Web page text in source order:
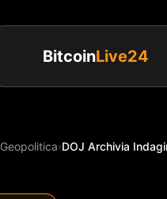
BitcoinLive24
Geopolitica›DOJ Archivia